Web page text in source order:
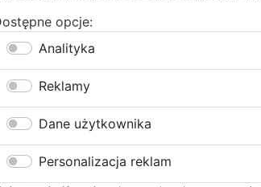
opcje:
Analityka
Reklamy
Dane użytkownika
Personalizacja reklam